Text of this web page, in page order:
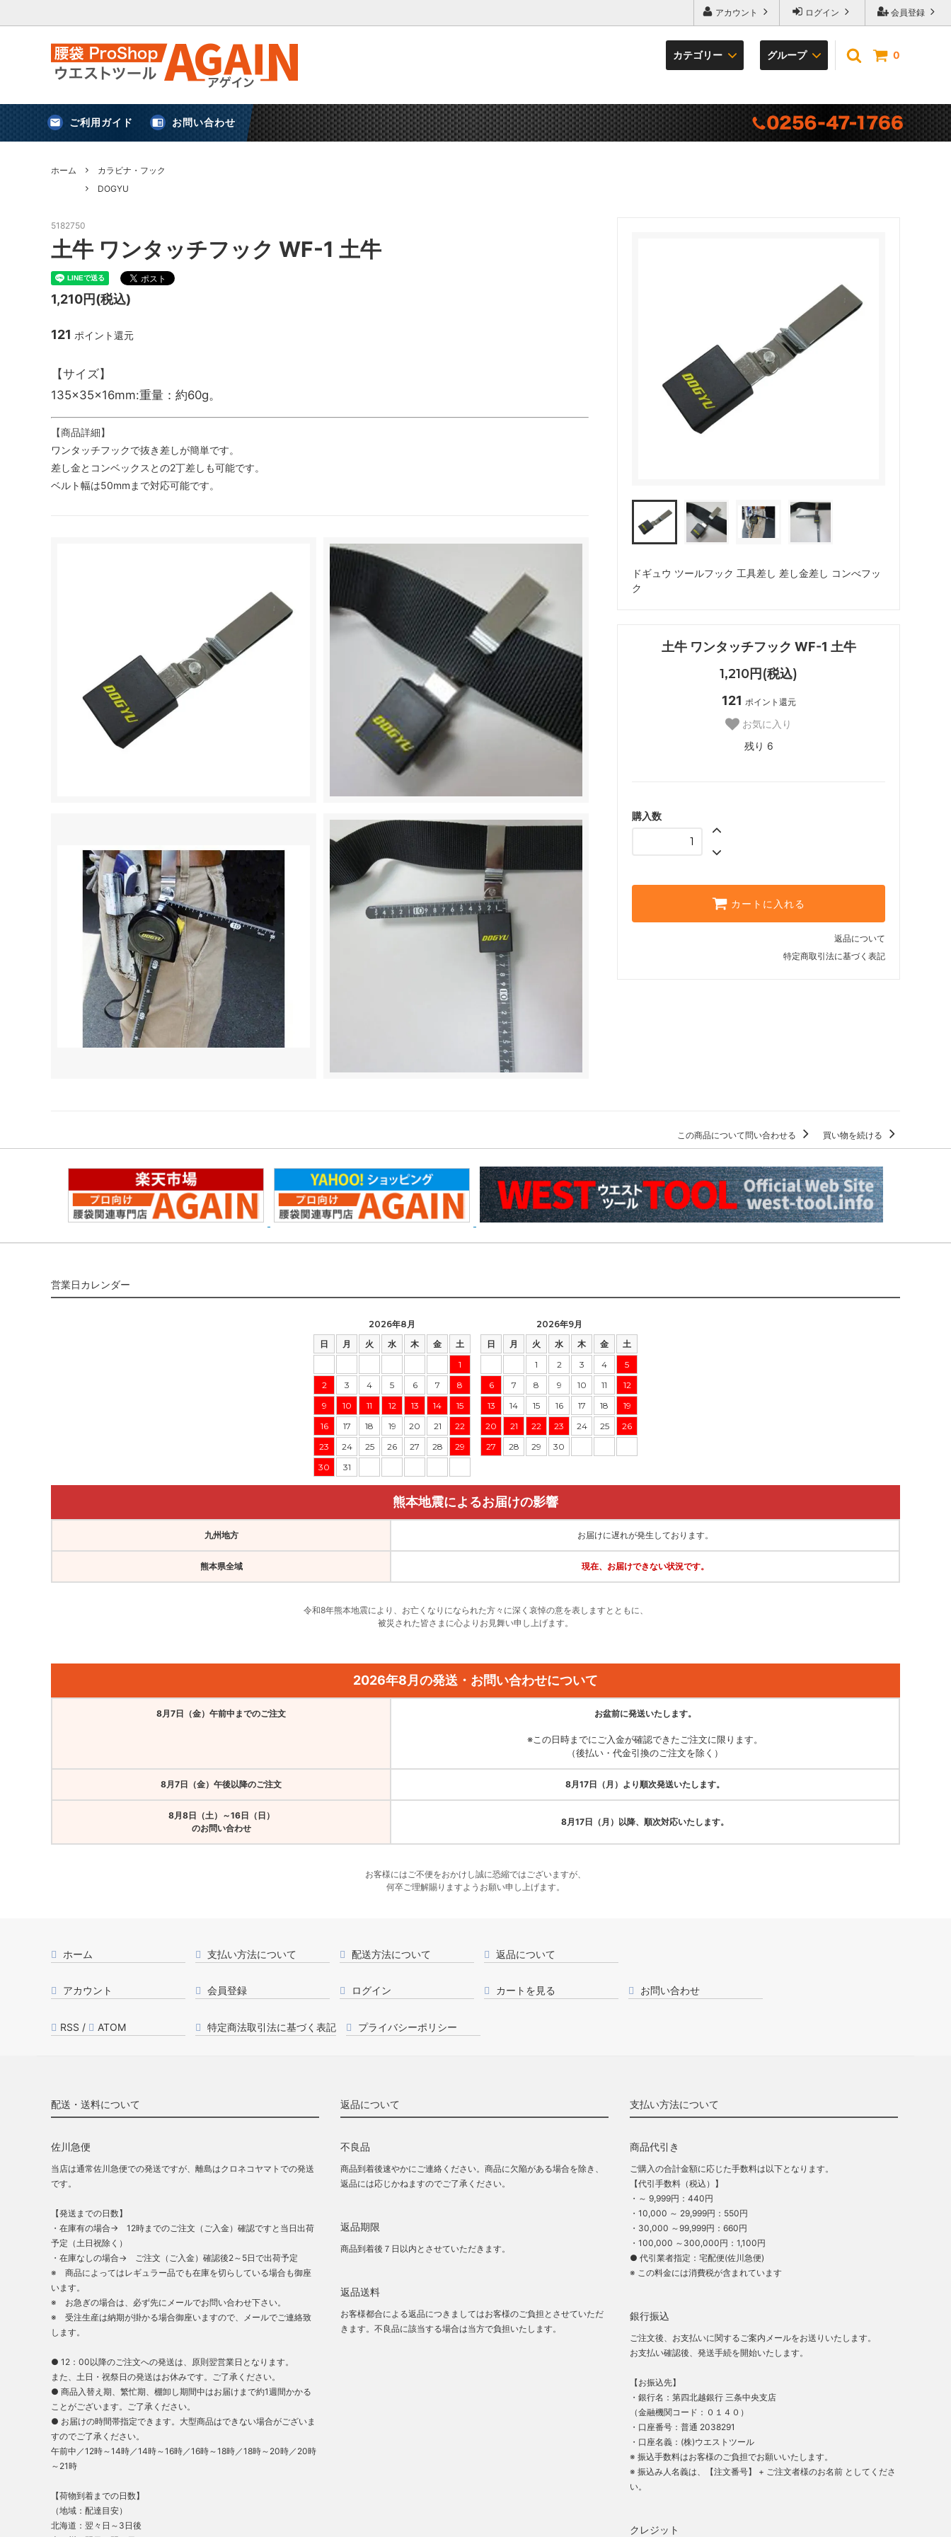
会員登録
ログイン
アカウント
0
カテゴリー
害獣対策 熊除けスプレー 熊
鈴
釘袋・腰袋
ケース
剪定ばさみ・鎌・スクレーパー マーキング
ナタ・ノコギリ 暑さ対策
アウトドア
グループ
鳶シリーズ 送料無料
アウトドア・キャンプ
プロスター 三共コーポレーション
ご利用ガイド お問い合わせ
ホーム
カラビナ・フック
DOGYU
ドギュウ ツールフック 工具差し 差し金差し コンべフッ
ク
土牛 ワンタッチフック WF-1 土牛
1,210円(税込)
121 ポイント還元
お気に入り
残り 6
購入数
カートに入れる
返品について
特定商取引法に基づく表記
5182750
土牛 ワンタッチフック WF-1 土牛
1,210円(税込)
121 ポイント還元
【サイズ】
135×35×16mm:重量：約60g。
【商品詳細】
ワンタッチフックで抜き差しが簡単です。
差し金とコンベックスとの2丁差しも可能です。
ベルト幅は50mmまで対応可能です。
この商品について問い合わせる 買い物を続ける
営業日カレンダー
2026年8月
日
月 火 水 木 金
土
1
2
3 4 5 6 7
8
9
10 11 12 13 14
15
16
17 18 19 20 21
22
23
24 25 26 27 28
29
30
31
2026年9月
日
月 火 水 木 金
土
1
2 3 4
5
6
7 8 9 10 11
12
13
14 15 16 17 18
19
20
21 22 23 24 25
26
27
28 29 30
熊本地震によるお届けの影響
九州地方 お届けに遅れが発生しております。
熊本県全域 現在、お届けできない状況です。
令和8年熊本地震により、お亡くなりになられた方々に深く哀悼の意を表しますとともに、
被災された皆さまに心よりお見舞い申し上げます。
2026年8月の発送・お問い合わせについて
8月7日（金）午前中までのご注文 お盆前に発送いたします。
※この日時までにご入金が確認できたご注文に限ります。
（後払い・代金引換のご注文を除く）
8月7日（金）午後以降のご注文 8月17日（月）より順次発送いたします。
8月8日（土）～16日（日）
のお問い合わせ
8月17日（月）以降、順次対応いたします。
お客様にはご不便をおかけし誠に恐縮ではございますが、
何卒ご理解賜りますようお願い申し上げます。
ホーム 支払い方法について 配送方法について 返品について
アカウント 会員登録 ログイン カートを見る お問い合わせ
RSS / ATOM 特定商法取引法に基づく表記 プライバシーポリシー
配送・送料について
佐川急便
当店は通常佐川急便での発送ですが、離島はクロネコヤマトでの発送
です。
【発送までの日数】
・在庫有の場合→ 12時までのご注文（ご入金）確認ですと当日出荷
予定（土日祝除く）
・在庫なしの場合→ ご注文（ご入金）確認後2～5日で出荷予定
※ 商品によってはレギュラー品でも在庫を切らしている場合も御座
います。
※ お急ぎの場合は、必ず先にメールでお問い合わせ下さい。
※ 受注生産は納期が掛かる場合御座いますので、メールでご連絡致
します。
● 12：00以降のご注文への発送は、原則翌営業日となります。
また、土日・祝祭日の発送はお休みです。ご了承ください。
● 商品入替え期、繁忙期、棚卸し期間中はお届けまで約1週間かかる
ことがございます。ご了承ください。
● お届けの時間帯指定できます。大型商品はできない場合がございま
すのでご了承ください。
午前中／12時～14時／14時～16時／16時～18時／18時～20時／20時
～21時
【荷物到着までの日数】
（地域：配達目安）
北海道：翌々日～3日後
返品について
不良品
商品到着後速やかにご連絡ください。商品に欠陥がある場合を除き、
返品には応じかねますのでご了承ください。
返品期限
商品到着後７日以内とさせていただきます。
返品送料
お客様都合による返品につきましてはお客様のご負担とさせていただ
きます。不良品に該当する場合は当方で負担いたします。
支払い方法について
商品代引き
ご購入の合計金額に応じた手数料は以下となります。
【代引手数料（税込）】
・～ 9,999円：440円
・10,000 ～ 29,999円：550円
・30,000 ～99,999円：660円
・100,000 ～300,000円：1,100円
● 代引業者指定：宅配便(佐川急便)
※ この料金には消費税が含まれています
銀行振込
ご注文後、お支払いに関するご案内メールをお送りいたします。
お支払い確認後、発送手続を開始いたします。
【お振込先】
・銀行名：第四北越銀行 三条中央支店
（金融機関コード：０１４０）
・口座番号：普通 2038291
・口座名義：(株)ウエストツール
※ 振込手数料はお客様のご負担でお願いいたします。
※ 振込み人名義は、【注文番号】 + ご注文者様のお名前 としてくださ
い。
クレジット